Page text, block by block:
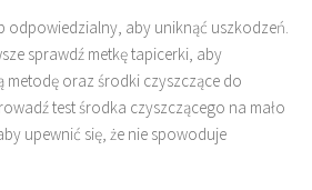
odpowiedzialny, aby uniknąć uszkodzeń.
sprawdź metkę tapicerki, aby
oraz środki czyszczące do
test środka czyszczącego na mało
upewnić się, że nie spowoduje